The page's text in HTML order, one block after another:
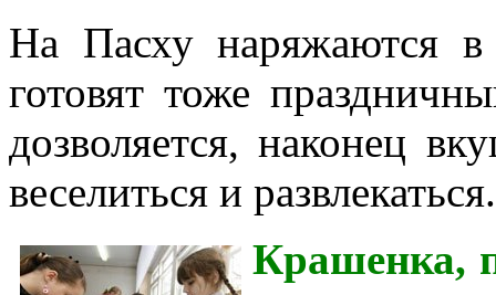
На Пасху наряжаются
готовят тоже
дозволяется, наконец
веселиться и развлекаться.
Крашенка,